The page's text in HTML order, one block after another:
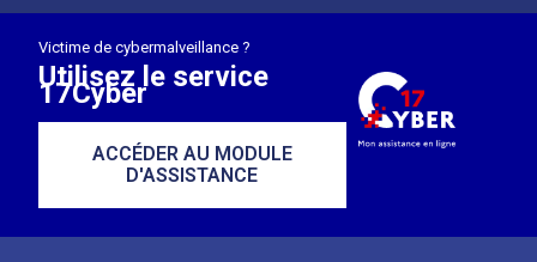
Victime de cybermalveillance ?
Utilisez le service
17Cyber
ACCÉDER AU MODULE
D'ASSISTANCE